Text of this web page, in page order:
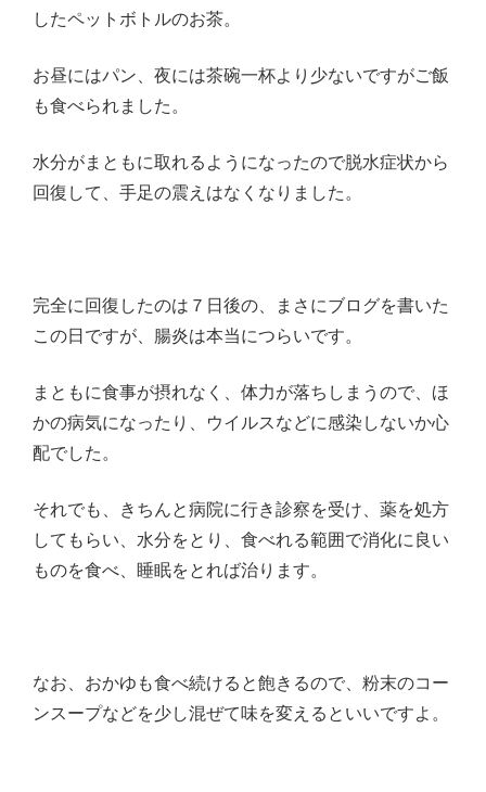
したペットボトルのお茶。
お昼にはパン、夜には茶碗一杯より少ないですがご飯
も食べられました。
水分がまともに取れるようになったので脱水症状から
回復して、手足の震えはなくなりました。
完全に回復したのは７日後の、まさにブログを書いた
この日ですが、腸炎は本当につらいです。
まともに食事が摂れなく、体力が落ちしまうので、ほ
かの病気になったり、ウイルスなどに感染しないか心
配でした。
それでも、きちんと病院に行き診察を受け、薬を処方
してもらい、水分をとり、食べれる範囲で消化に良い
ものを食べ、睡眠をとれば治ります。
なお、おかゆも食べ続けると飽きるので、粉末のコー
ンスープなどを少し混ぜて味を変えるといいですよ。